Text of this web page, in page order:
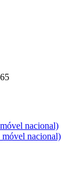
nacional)
móvel nacional)